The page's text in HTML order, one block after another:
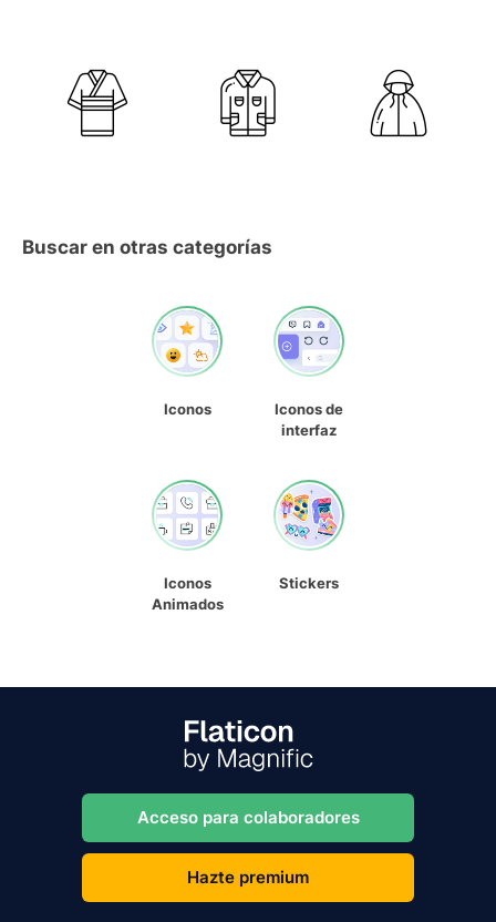
Buscar en otras categorías
Iconos
Iconos de
interfaz
Iconos
Animados
Stickers
Acceso para colaboradores
Hazte premium